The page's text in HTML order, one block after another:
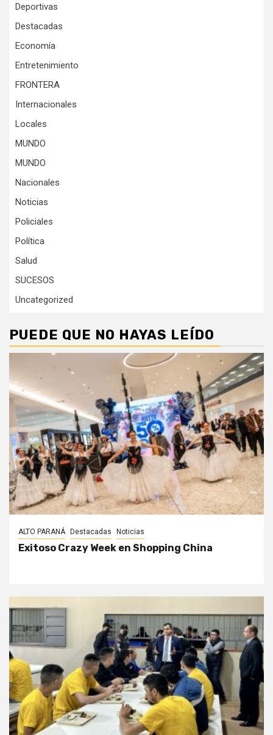
Deportivas
Destacadas
Economía
Entretenimiento
FRONTERA
Internacionales
Locales
MUNDO
MUNDO
Nacionales
Noticias
Policiales
Política
Salud
SUCESOS
Uncategorized
PUEDE QUE NO HAYAS LEÍDO
ALTO PARANÁ Destacadas Noticias
Exitoso Crazy Week en Shopping China